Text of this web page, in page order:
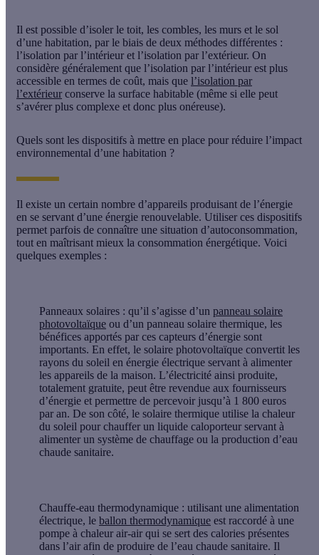
Il est possible d’isoler le toit, les combles, les murs et le sol
d’une habitation, par le biais de deux méthodes différentes :
l’isolation par l’intérieur et l’isolation par l’extérieur. On
considère généralement que l’isolation par l’intérieur est plus
accessible en termes de coût, mais que l’isolation par
l’extérieur conserve la surface habitable (même si elle peut
s’avérer plus complexe et donc plus onéreuse).
Quels sont les dispositifs à mettre en place pour réduire l’impact
environnemental d’une habitation ?
Il existe un certain nombre d’appareils produisant de l’énergie
en se servant d’une énergie renouvelable. Utiliser ces dispositifs
permet parfois de connaître une situation d’autoconsommation,
tout en maîtrisant mieux la consommation énergétique. Voici
quelques exemples :
Panneaux solaires : qu’il s’agisse d’un panneau solaire
photovoltaïque ou d’un panneau solaire thermique, les
bénéfices apportés par ces capteurs d’énergie sont
importants. En effet, le solaire photovoltaïque convertit les
rayons du soleil en énergie électrique servant à alimenter
les appareils de la maison. L’électricité ainsi produite,
totalement gratuite, peut être revendue aux fournisseurs
d’énergie et permettre de percevoir jusqu’à 1 800 euros
par an. De son côté, le solaire thermique utilise la chaleur
du soleil pour chauffer un liquide caloporteur servant à
alimenter un système de chauffage ou la production d’eau
chaude sanitaire.
Chauffe-eau thermodynamique : utilisant une alimentation
électrique, le ballon thermodynamique est raccordé à une
pompe à chaleur air-air qui se sert des calories présentes
dans l’air afin de produire de l’eau chaude sanitaire. Il